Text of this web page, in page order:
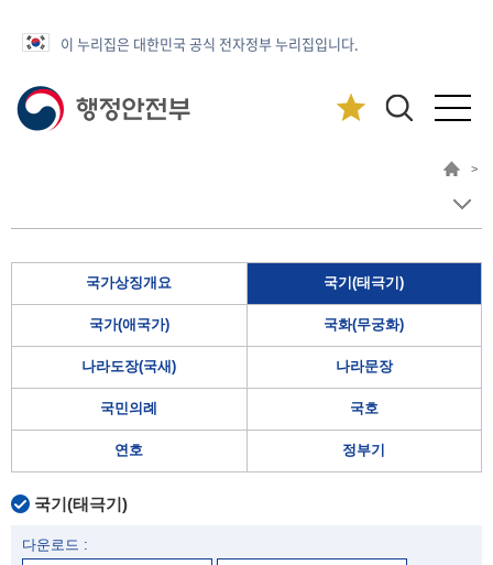
이 누리집은 대한민국 공식 전자정부 누리집입니다.
>
국가상징개요 국기(태극기)
국가(애국가) 국화(무궁화)
나라도장(국새) 나라문장
국민의례 국호
연호 정부기
국기(태극기)
다운로드 :